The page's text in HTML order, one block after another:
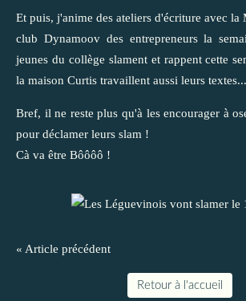
Et puis, j'anime des ateliers d'écriture avec la
club Dynamoov des entrepreneurs la
jeunes du collège slament et rappent cette
la maison Curtis travaillent aussi leurs textes...
Bref, il ne reste plus qu'à les encourager à
pour déclamer leurs slam !
Cà va être Bôôôô !
« Article précédent
Retour à l'accueil